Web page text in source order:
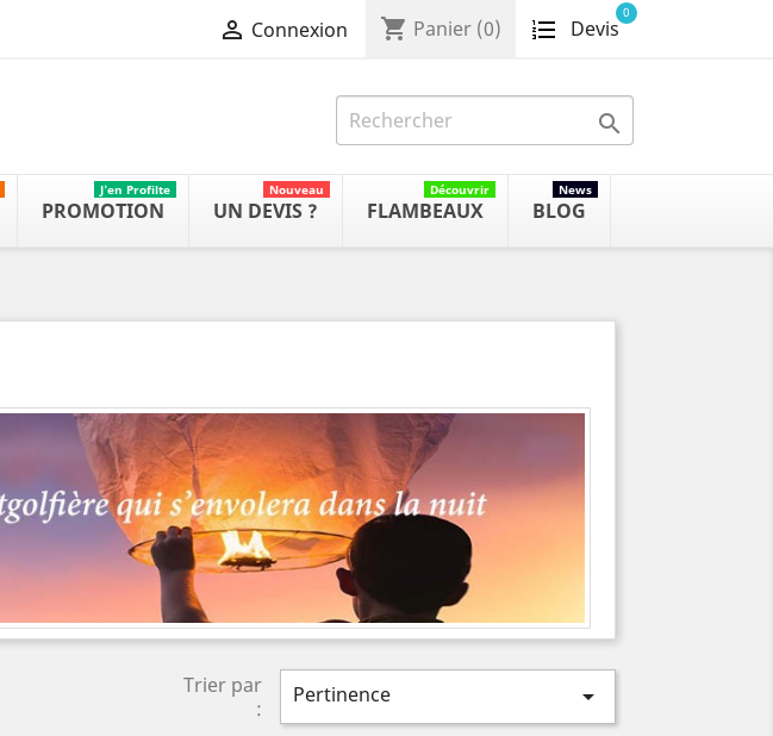
 Connexion shopping_cart Panier (0) Devis
0

PROMOTION
J'en Profilte
UN DEVIS ?
Nouveau
FLAMBEAUX
Découvrir
BLOG
News
Trier par
:
Pertinence 